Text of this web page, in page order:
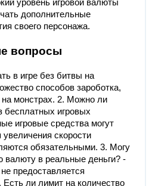
уровень игровой валюты
дополнительные
своего персонажа.
вопросы
в игре без битвы на
способов зароботка,
на монстрах. 2. Можно ли
бесплатных игровых
игровые средства могут
скорости
обязательными. 3. Могу
валюту в реальные деньги? -
предоставляется
Есть ли лимит на количество